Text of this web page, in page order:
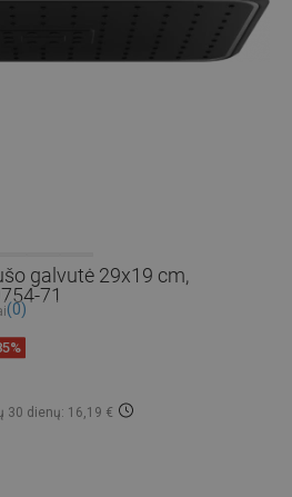
galvutė 29x19 cm,
71
(0)
30 dienų: 16,19 €